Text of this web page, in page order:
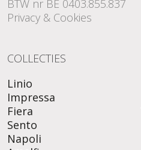
BTW nr BE 0403.855.837
Privacy & Cookies
COLLECTIES
Linio
Impressa
Fiera
Sento
Napoli